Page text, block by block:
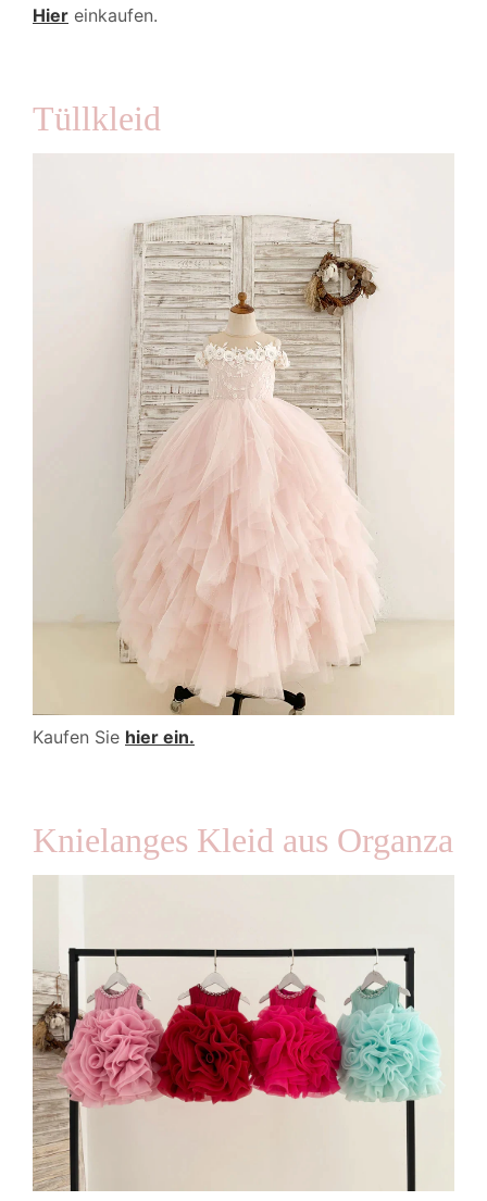
Hier einkaufen.
Tüllkleid
Kaufen Sie hier ein.
Knielanges Kleid aus Organza